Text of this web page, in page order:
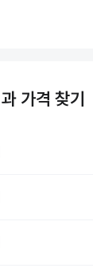
가격 찾기